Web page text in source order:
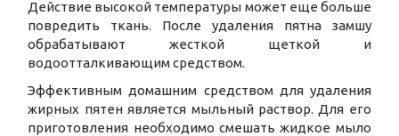
Действие высокой температуры может еще больше
повредить ткань. После удаления пятна замшу
обрабатывают жесткой щеткой и
водоотталкивающим средством.
Эффективным домашним средством для удаления
жирных пятен является мыльный раствор. Для его
приготовления необходимо смешать жидкое мыло